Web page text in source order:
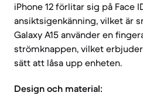
iPhone 12 förlitar sig på Face
ansiktsigenkänning, vilket är
Galaxy A15 använder en
strömknappen, vilket
sätt att låsa upp enheten.
Design och material: